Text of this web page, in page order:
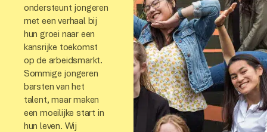
ondersteunt jongeren
met een verhaal bij
hun groei naar een
kansrijke toekomst
op de arbeidsmarkt.
Sommige jongeren
barsten van het
talent, maar maken
een moeilijke start in
hun leven. Wij